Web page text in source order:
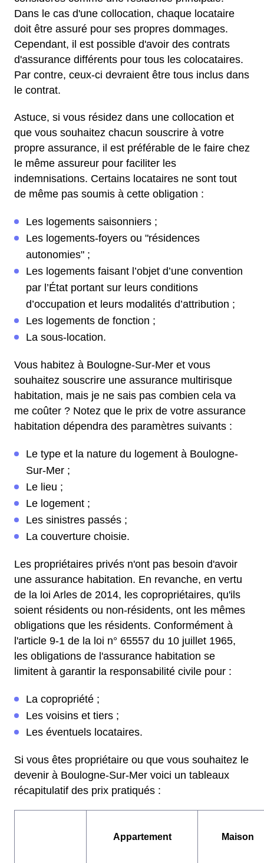
Dans le cas d'une collocation, chaque locataire
doit être assuré pour ses propres dommages.
Cependant, il est possible d'avoir des contrats
d'assurance différents pour tous les colocataires.
Par contre, ceux-ci devraient être tous inclus dans
le contrat.
Astuce, si vous résidez dans une collocation et
que vous souhaitez chacun souscrire à votre
propre assurance, il est préférable de le faire chez
le même assureur pour faciliter les
indemnisations. Certains locataires ne sont tout
de même pas soumis à cette obligation :
Les logements saisonniers ;
Les logements-foyers ou "résidences
autonomies" ;
Les logements faisant l’objet d’une convention
par l’État portant sur leurs conditions
d’occupation et leurs modalités d’attribution ;
Les logements de fonction ;
La sous-location.
Vous habitez à Boulogne-Sur-Mer et vous
souhaitez souscrire une assurance multirisque
habitation, mais je ne sais pas combien cela va
me coûter ? Notez que le prix de votre assurance
habitation dépendra des paramètres suivants :
Le type et la nature du logement à Boulogne-
Sur-Mer ;
Le lieu ;
Le logement ;
Les sinistres passés ;
La couverture choisie.
Les propriétaires privés n'ont pas besoin d'avoir
une assurance habitation. En revanche, en vertu
de la loi Arles de 2014, les copropriétaires, qu'ils
soient résidents ou non-résidents, ont les mêmes
obligations que les résidents. Conformément à
l'article 9-1 de la loi n° 65557 du 10 juillet 1965,
les obligations de l'assurance habitation se
limitent à garantir la responsabilité civile pour :
La copropriété ;
Les voisins et tiers ;
Les éventuels locataires.
Si vous êtes propriétaire ou que vous souhaitez le
devenir à Boulogne-Sur-Mer voici un tableaux
récapitulatif des prix pratiqués :
Appartement Maison